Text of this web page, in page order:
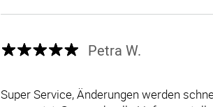
Petra W.
Super Service, Änderungen werden